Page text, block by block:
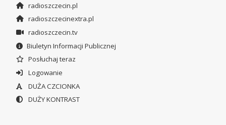
radioszczecin.pl
radioszczecinextra.pl
radioszczecin.tv
Biuletyn Informacji Publicznej
Posłuchaj teraz
Logowanie
DUŻA CZCIONKA
DUŻY KONTRAST